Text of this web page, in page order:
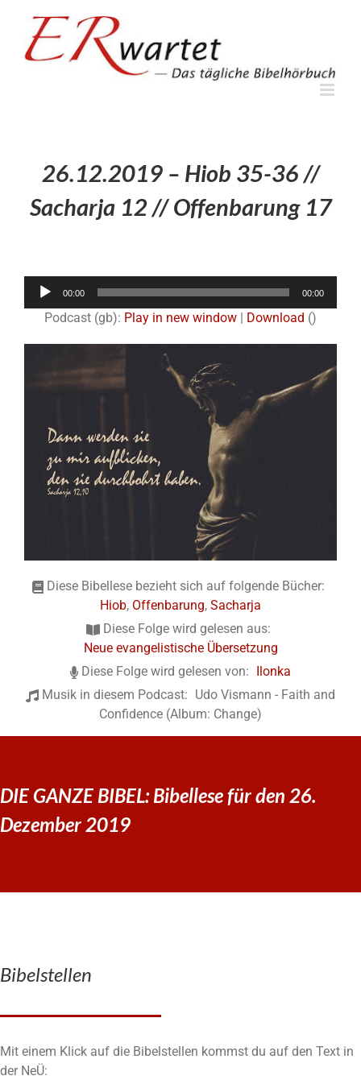
springen
26.12.2019 – Hiob 35-36 //
Sacharja 12 // Offenbarung 17
Audio-
00:00 00:00
Podcast (gb): Play in new window Download ()
Diese Bibellese bezieht sich auf folgende Bücher:
Hiob, Offenbarung, Sacharja
Diese Folge wird gelesen aus:
Neue evangelistische Übersetzung
Diese Folge wird gelesen von: Ilonka
Musik in diesem Podcast: Udo Vismann - Faith and
Confidence (Album: Change)
DIE GANZE BIBEL: Bibellese für den 26.
Dezember 2019
Bibelstellen
Mit einem Klick auf die Bibelstellen kommst du auf den Text in
der NeÜ: